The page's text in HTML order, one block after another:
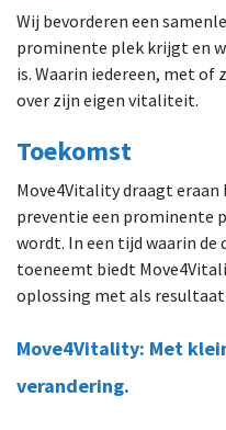
Wij bevorderen een
prominente plek krijgt en
is. Waarin iedereen, met of
over zijn eigen vitaliteit.
Toekomst
Move4Vitality draagt eraan
preventie een prominente
wordt. In een tijd waarin de
toeneemt biedt
oplossing met als
Move4Vitality: Met
verandering.